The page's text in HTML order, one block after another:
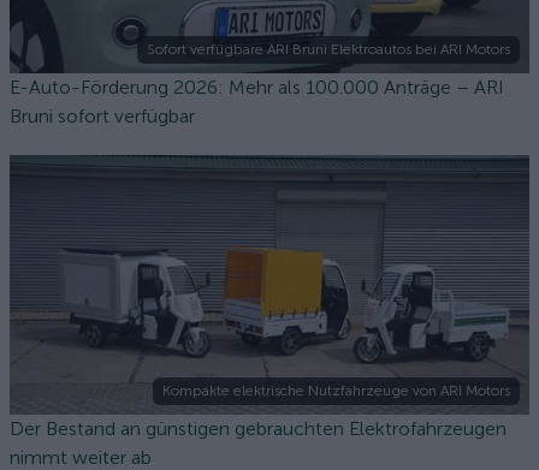
Sofort verfügbare ARI Bruni Elektroautos bei ARI Motors
E-Auto-Förderung 2026: Mehr als 100.000 Anträge – ARI
Bruni sofort verfügbar
Kompakte elektrische Nutzfahrzeuge von ARI Motors
Der Bestand an günstigen gebrauchten Elektrofahrzeugen
nimmt weiter ab